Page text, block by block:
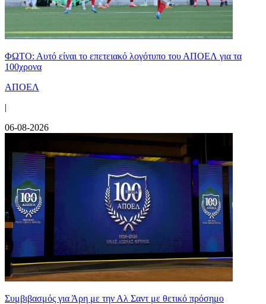
ΦΩΤΟ: Αυτό είναι το επετειακό λογότυπο του ΑΠΟΕΛ για τα
100χρονα
ΑΠΟΕΛ
|
06-08-2026
Συμβιβασμός για Άρη με την Αλ Σαντ με θετικό πρόσημο